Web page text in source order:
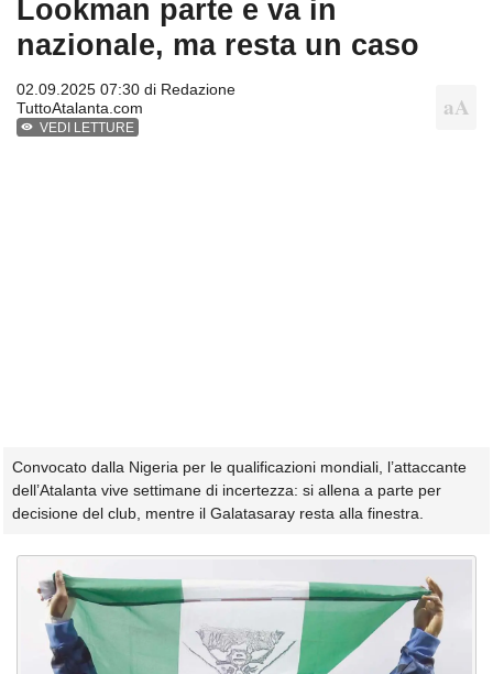
Lookman parte e va in
nazionale, ma resta un caso
02.09.2025 07:30 di Redazione
TuttoAtalanta.com
VEDI LETTURE
Convocato dalla Nigeria per le qualificazioni mondiali, l’attaccante
dell’Atalanta vive settimane di incertezza: si allena a parte per
decisione del club, mentre il Galatasaray resta alla finestra.